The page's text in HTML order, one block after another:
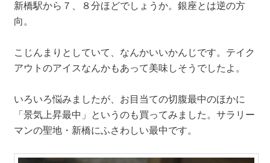
新橋駅から７、８分ほどでしょうか。銀座とは逆の方
向。
こじんまりとしていて、なんかいいかんじです。テイク
アウトのアイスなんかもあって美味しそうでしたよ。
いろいろ悩みましたが、お目当ての切腹最中のほかに
「景気上昇最中」というのも買ってみました。サラリー
マンの聖地・新橋にふさわしい最中です。